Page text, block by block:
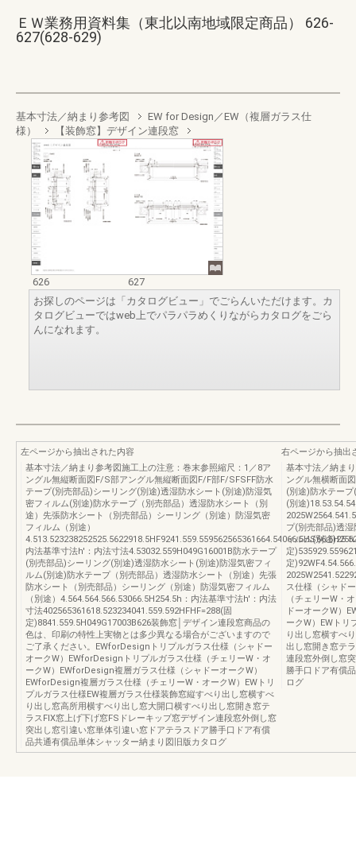
ＥＷ業務用資料集（東北以南地域限定商品） 626-
627(628-629)
基本寸法／納まり参考図
EW for Design／EW（複層ガラス仕
様）
【装飾窓】デザイン連段窓
626
627
お探しのページは「カタログビュー」でごらんいただけます。カ
タログビューではweb上でパラパラめくりながらカタログをごら
んになれます。
左ページから抽出された内容
基本寸法／納まり参考図施工上の注意：巻末参照縮尺：1／8ア
ングル無縦断面図F/S部アングル無縦断面図F/F部F/SFSFF防水
テープ(別売部品)シーリング(別途)透湿防水シート(別途)防湿気
密フィルム(別途)防水テープ（別売部品）透湿防水シート（別
途）先張防水シート（別売部品）シーリング（別途）防湿気密
フィルム（別途）
内法基準寸法h'：内法寸法4.53032.559H049G16001B防水テープ
(別売部品)シーリング(別途)透湿防水シート(別途)防湿気密フィ
ルム(別途)防水テープ（別売部品）透湿防水シート（別途）先張
防水シート（別売部品）シーリング（別途）防湿気密フィルム
（別途）4.564.564.566.53066.5H254.5h：内法基準寸法h'：内法
寸法402565361618.523234041.559.592HFHF=288(固
定)8841.559.5H049G17003B626装飾窓│デザイン連段窓商品の
色は、印刷の特性上実物とは多少異なる場合がございますので
ご了承ください。EWforDesignトリプルガラス仕様（シャドー
オークW）EWforDesignトリプルガラス仕様（チェリーW・オ
ークW）EWforDesign複層ガラス仕様（シャドーオークW）
EWforDesign複層ガラス仕様（チェリーW・オークW）EWトリ
プルガラス仕様EW複層ガラス仕様装飾窓縦すべり出し窓横すべ
り出し窓高所用横すべり出し窓大開口横すべり出し窓開き窓テ
ラスFIX窓上げ下げ窓FSドレーキップ窓デザイン連段窓外倒し窓
突出し窓引違い窓単体引違い窓ドアテラスドア勝手口ドア有償
品共通有償品単体シャッター納まり図旧版カタログ
右ページから抽出
基本寸法／納ま
ングル無横断面
(別途)防水テー
(別途
プ(別売部品)透
ィルム(別途
定
定
ス仕様（シャド
（チェリーW・
ドーオークW）
ークW）EWトリ
り出し窓横すべ
出し窓開き窓テ
連段窓外倒し窓
勝手口ドア有償
ログ